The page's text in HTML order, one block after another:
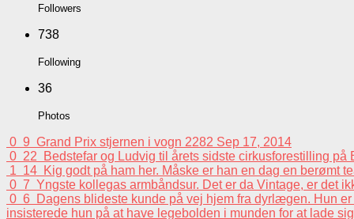
Followers
738
Following
36
Photos
0 9 Grand Prix stjernen i vogn 2282 Sep 17, 2014
0 22
Bedstefar og Ludvig til årets sidste cirkusforestilling
1 14 Kig godt på ham her. Måske er han en dag en berømt
0 7 Yngste kollegas armbåndsur. Det er da Vintage, er det
0 6 Dagens blideste kunde på vej hjem fra dyrlægen. Hun
insisterede hun på at have legebolden i munden for at lade